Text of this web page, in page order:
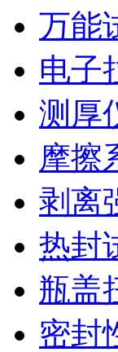
万能
电子
测厚
摩擦
剥离
热封
瓶盖
密封